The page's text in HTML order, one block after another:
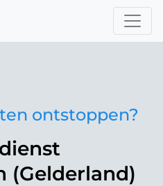
ontstoppen?
(Gelderland)